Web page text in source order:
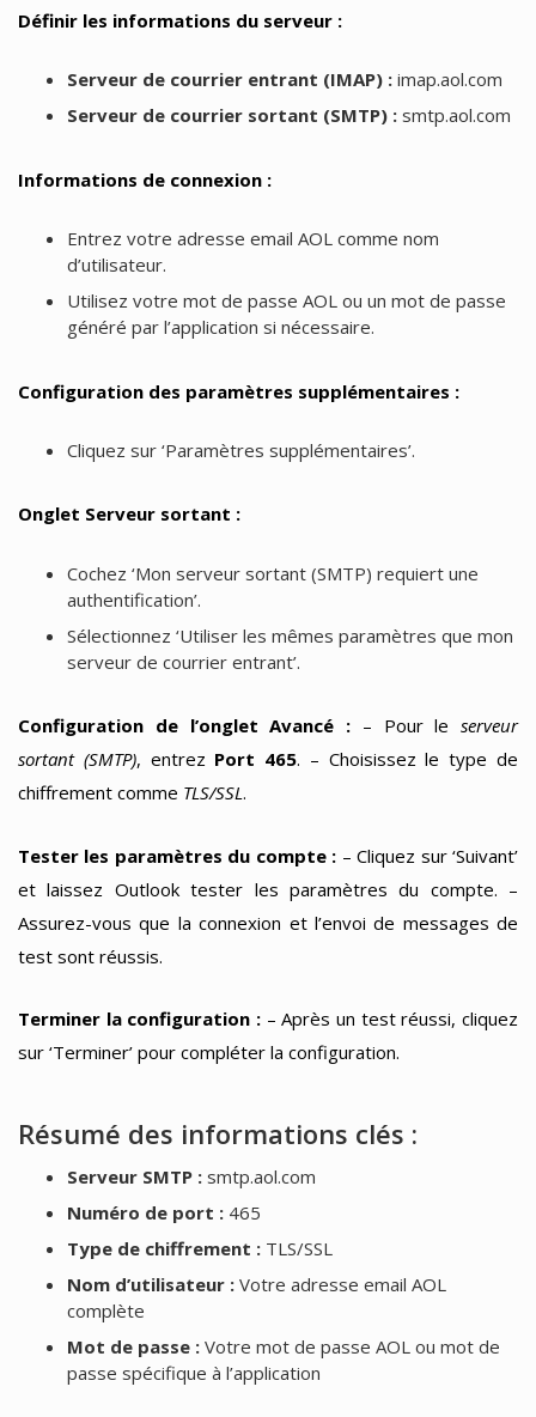
Définir les informations du serveur :
Serveur de courrier entrant (IMAP) :imap.aol.com
Serveur de courrier sortant (SMTP) :smtp.aol.com
Informations de connexion :
Entrez votre adresse email AOL comme nom
d’utilisateur.
Utilisez votre mot de passe AOL ou un mot de passe
généré par l’application si nécessaire.
Configuration des paramètres supplémentaires :
Cliquez sur ‘Paramètres supplémentaires’.
Onglet Serveur sortant :
Cochez ‘Mon serveur sortant (SMTP) requiert une
authentification’.
Sélectionnez ‘Utiliser les mêmes paramètres que mon
serveur de courrier entrant’.
Configuration de l’onglet Avancé : – Pour le serveur
sortant (SMTP), entrez Port 465. – Choisissez le type de
chiffrement comme TLS/SSL.
Tester les paramètres du compte : – Cliquez sur ‘Suivant’
et laissez Outlook tester les paramètres du compte. –
Assurez-vous que la connexion et l’envoi de messages de
test sont réussis.
Terminer la configuration : – Après un test réussi, cliquez
sur ‘Terminer’ pour compléter la configuration.
Résumé des informations clés :
Serveur SMTP :smtp.aol.com
Numéro de port :465
Type de chiffrement :TLS/SSL
Nom d’utilisateur :Votre adresse email AOL
complète
Mot de passe :Votre mot de passe AOL ou mot de
passe spécifique à l’application